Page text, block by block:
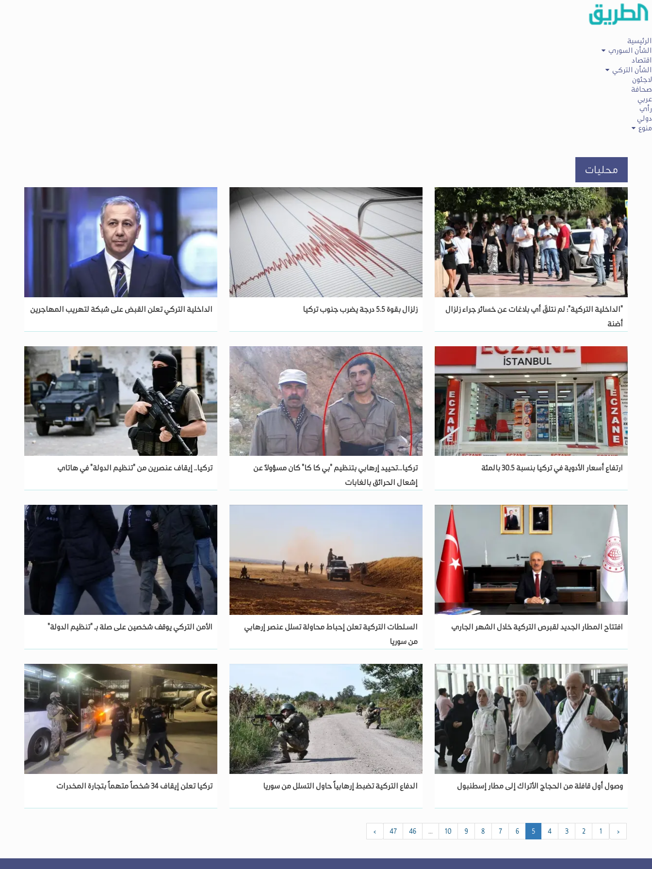
الرئيسية
الشأن السوري
اقتصاد
الشأن التركي
لاجئون
صحافة
عربي
رأي
دولي
منوع
محليات
"الداخلية التركية": لم نتلقَ أي بلاغات عن خسائر جراء زلزال
أضنة
زلزال بقوة 5.5 درجة يضرب جنوب تركيا الداخلية التركي تعلن القبض على شبكة لتهريب المهاجرين
ارتفاع أسعار الأدوية في تركيا بنسبة 30.5 بالمئة
تركيا...تحييد إرهابي بتنظيم "بي كا كا" كان مسؤولاً عن
إشعال الحرائق بالغابات
تركيا.. إيقاف عنصرين من "تنظيم الدولة" في هاتاي
افتتاح المطار الجديد لقبرص التركية خلال الشهر الجاري
السـلطات التركية تعلن إحباط محاولة تسلل عنصر إرهابي
من سوريا
الأمن التركي يوقف شخصين على صلة بـ "تنظيم الدولة"
وصول أول قافلة من الحجاج الأتراك إلى مطار إسطنبول الدفاع التركية تضبط إرهابياً حاول التسلل من سوريا تركيا تعلن إيقاف 34 شخصاً متهماً بتجارة المخدرات
‹
1
2
3
4
5
6
7
8
9
10
...
46
47
›